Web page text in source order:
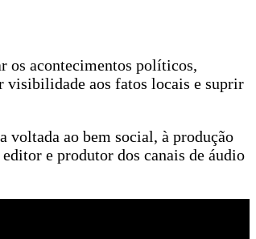
os acontecimentos políticos,
visibilidade aos fatos locais e suprir
ao bem social, à produção
e produtor dos canais de áudio